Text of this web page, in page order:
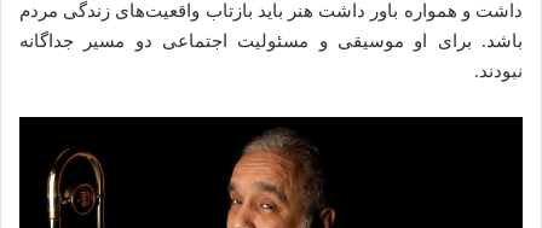
داشت و همواره باور داشت هنر باید بازتاب واقعیت‌های زندگی مردم
باشد. برای او موسیقی و مسئولیت اجتماعی دو مسیر جداگانه
نبودند.